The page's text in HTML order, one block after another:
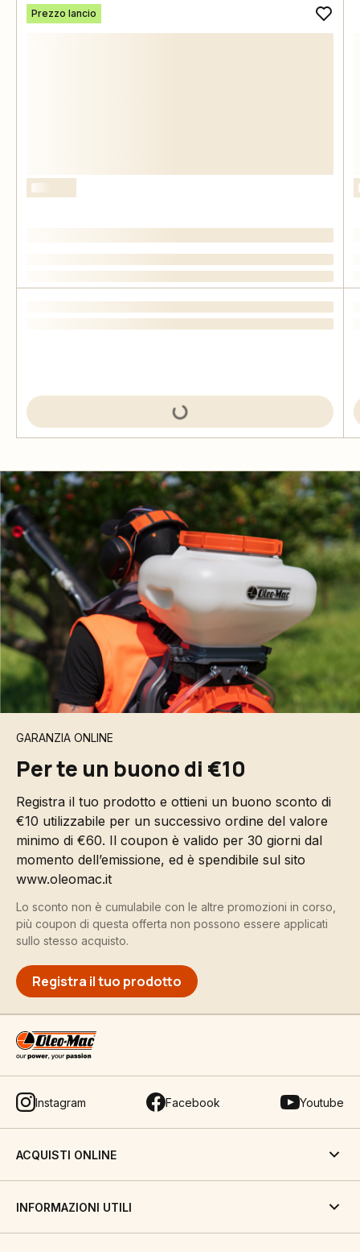
Prezzo lancio
GARANZIA ONLINE
Per te un buono di €10
Registra il tuo prodotto e ottieni un buono sconto di
€10 utilizzabile per un successivo ordine del valore
minimo di €60. Il coupon è valido per 30 giorni dal
momento dell’emissione, ed è spendibile sul sito
www.oleomac.it
Lo sconto non è cumulabile con le altre promozioni in corso,
più coupon di questa offerta non possono essere applicati
sullo stesso acquisto.
Registra il tuo prodotto
Instagram Facebook Youtube
ACQUISTI ONLINE
INFORMAZIONI UTILI